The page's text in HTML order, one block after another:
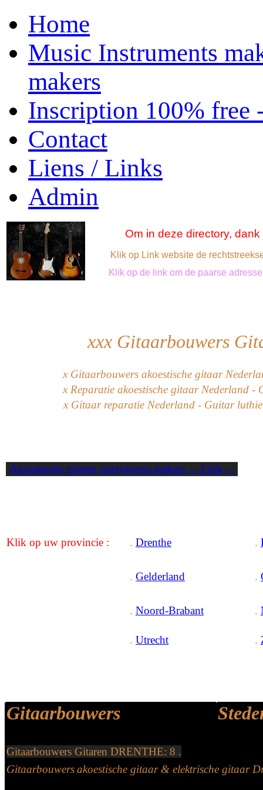
Home
Music Instruments
makers
Inscription 100% free
Contact
Liens / Links
Admin
Om in deze directory, dank
Klik op Link website de
Klik op de link om de paarse
xxx Gitaarbouwers
x Gitaarbouwers akoestische gitaar
x Reparatie akoestische gitaar Nederland -
x Gitaar reparatie Nederland - Guitar
Akoestische gitaren microfoons makers → Link ←
Klik op uw provincie : . Drenthe .
. Gelderland .
. Noord-Brabant .
. Utrecht .
Gitaarbouwers
Gitaarbouwers Gitaren DRENTHE: 8 .
Gitaarbouwersakoestische gitaar& elektrische gitaar